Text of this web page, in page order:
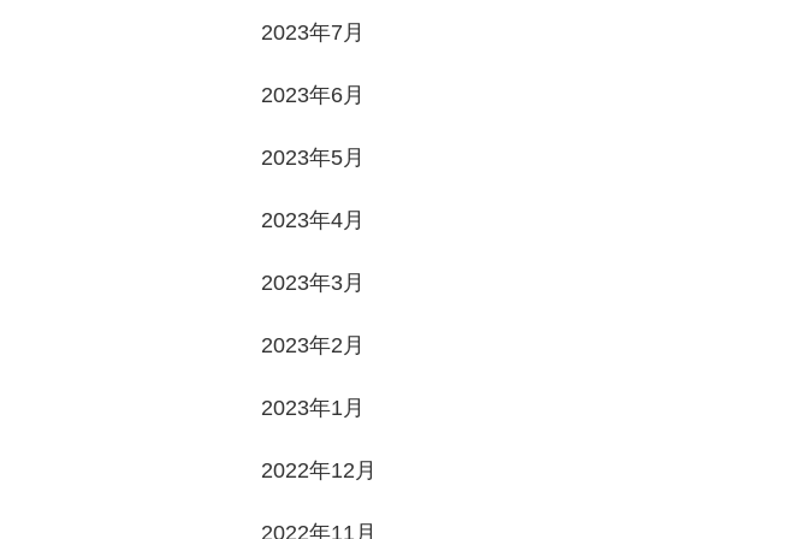
2023年7月
2023年6月
2023年5月
2023年4月
2023年3月
2023年2月
2023年1月
2022年12月
2022年11月